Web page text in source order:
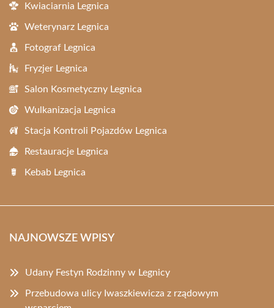
Kwiaciarnia Legnica
Weterynarz Legnica
Fotograf Legnica
Fryzjer Legnica
Salon Kosmetyczny Legnica
Wulkanizacja Legnica
Stacja Kontroli Pojazdów Legnica
Restauracje Legnica
Kebab Legnica
NAJNOWSZE WPISY
Udany Festyn Rodzinny w Legnicy
Przebudowa ulicy Iwaszkiewicza z rządowym